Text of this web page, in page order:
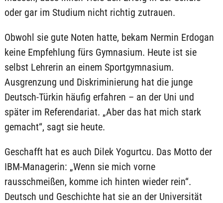
oder gar im Studium nicht richtig zutrauen.
Obwohl sie gute Noten hatte, bekam Nermin Erdogan
keine Empfehlung fürs Gymnasium. Heute ist sie
selbst Lehrerin an einem Sportgymnasium.
Ausgrenzung und Diskriminierung hat die junge
Deutsch-Türkin häufig erfahren – an der Uni und
später im Referendariat. „Aber das hat mich stark
gemacht“, sagt sie heute.
Geschafft hat es auch Dilek Yogurtcu. Das Motto der
IBM-Managerin: „Wenn sie mich vorne
rausschmeißen, komme ich hinten wieder rein“.
Deutsch und Geschichte hat sie an der Universität